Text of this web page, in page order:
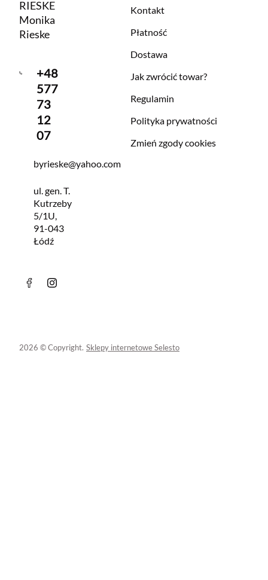
RIESKE
Monika
Rieske
+48
577
73
12
07
byrieske@yahoo.com
ul. gen. T.
Kutrzeby
5/1U,
91-043
Łódź
Kontakt
Płatność
Dostawa
Jak zwrócić towar?
Regulamin
Polityka prywatności
Zmień zgody cookies
2026 © Copyright. Sklepy internetowe Selesto